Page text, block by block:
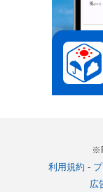
利用規約 -
広